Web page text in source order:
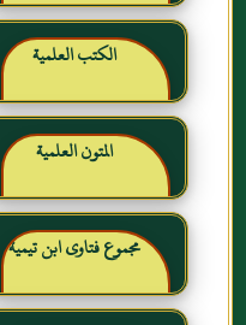
الكتب العلمية
المتون العلمية
مجموع فتاوى ابن تيمية